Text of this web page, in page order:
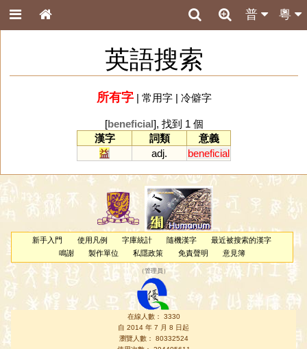
粵
普
英語搜索
所有字| 常用字| 冷僻字
[beneficial], 找到 1 個
漢字
詞類
意義
益
adj. beneficial
新手入門 使用凡例 字庫統計 隨機漢字
最近被搜索的漢字
鳴謝
製作單位 私隱政策 免責聲明 意見簿
（管理員 ）
在線人數： 3330
自 2014 年 7 月 8 日起
瀏覽人數： 80332524